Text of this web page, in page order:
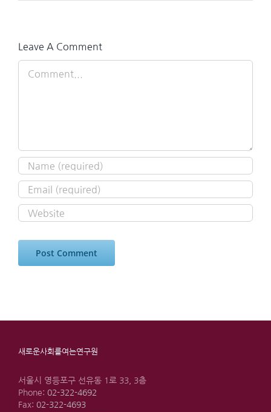
Leave A Comment
새로운사회를여는연구원
서울시 영등포구 선유동 1로 33, 3층
Phone: 02-322-4692
Fax: 02-322-4693